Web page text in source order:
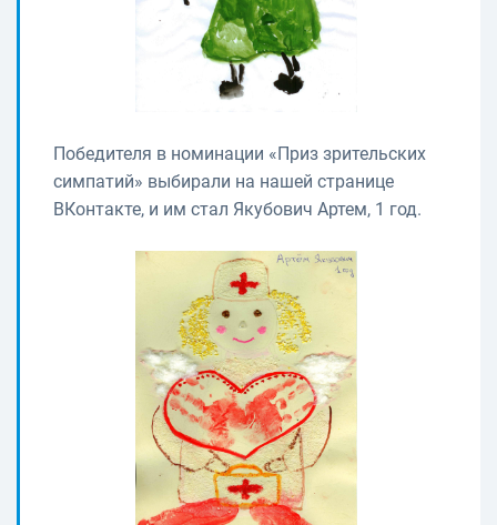
Победителя в номинации «Приз зрительских
симпатий» выбирали на нашей странице
ВКонтакте, и им стал Якубович Артем, 1 год.